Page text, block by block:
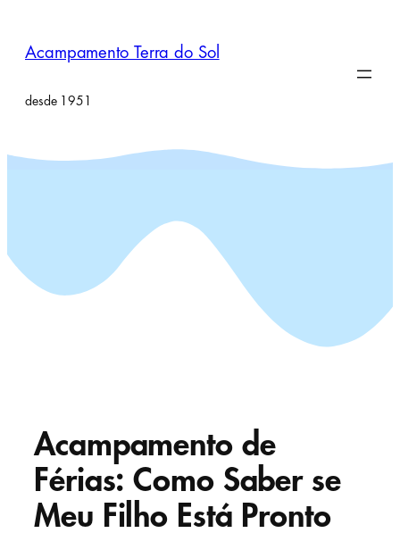
Acampamento Terra do Sol
desde 1951
Acampamento de
Férias: Como Saber se
Meu Filho Está Pronto